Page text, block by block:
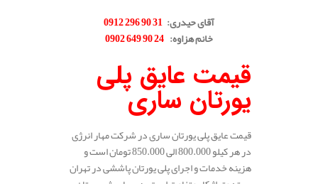
آقای حیدری:
31 90 296 0912
خانم هزاوه:
24 90 649 0902
قیمت عایق پلی
یورتان ساری
قیمت عایق پلی یورتان ساری در شرکت مهار انرژی
در هر کیلو 800.000 الی 850.000 تومان است و
هزینه خدمات و اجرای پلی یورتان پاششی در تهران